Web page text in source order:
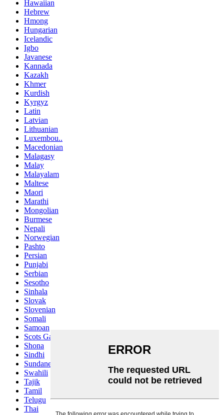
Hawaiian
Hebrew
Hmong
Hungarian
Icelandic
Igbo
Javanese
Kannada
Kazakh
Khmer
Kurdish
Kyrgyz
Latin
Latvian
Lithuanian
Luxembou..
Macedonian
Malagasy
Malay
Malayalam
Maltese
Maori
Marathi
Mongolian
Burmese
Nepali
Norwegian
Pashto
Persian
Punjabi
Serbian
Sesotho
Sinhala
Slovak
Slovenian
Somali
Samoan
Scots Gaelic
Shona
Sindhi
Sundanese
Swahili
Tajik
Tamil
Telugu
Thai